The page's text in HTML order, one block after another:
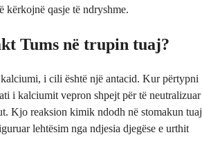
kërkojnë qasje të ndryshme.
Tums në trupin tuaj?
i cili është një antacid. Kur përtypni
i kalciumit vepron shpejt për të neutralizuar
Kjo reaksion kimik ndodh në stomakun tuaj
lehtësim nga ndjesia djegëse e urthit